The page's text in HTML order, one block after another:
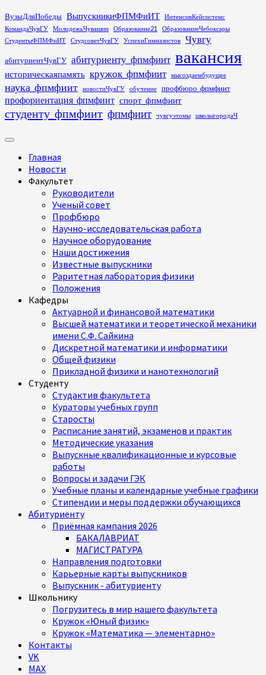
Перейти
к
содержимому
ВузыДляПобеды ВыпускникиФПМФиИТ
ИнтенсивКейсистемс
КомандаЧувГУ
МолодежьЧувашии Образование21
ОбразованиеЧебоксары
СтудентыФПМФиИТ
СтудсоветЧувГУ УспехиГимназистов Чувгу
абитуриентЧувГУ абитуриенту_фпмфиит вакансия
историческаяпамять кружок_фпмфиит мысоздаембудущее
наука_фпмфиит новостиЧувГУ обучение профбюро_фпмфиит
профориентация_фпмфиит спорт_фпмфиит
студенту_фпмфиит фпмфиит чувгуэтомы школыгородаЧ
Основное
Главная
Новости
Факультет
Руководители
Ученый совет
Профбюро
Научно-исследовательская работа
Научное оборудование
Наши достижения
Известные выпускники
Раритетная лаборатория физики
Положения
Кафедры
Актуарной и финансовой математики
Высшей математики и теоретической механики
имени С.Ф. Сайкина
Дискретной математики и информатики
Общей физики
Прикладной физики и нанотехнологий
Студенту
Студактив факультета
Кураторы учебных групп
Старосты
Расписание занятий, экзаменов и практик
Методические указания
Выпускные квалификационные и курсовые
работы
Вопросы и задачи ГЭК
Учебные планы и календарные учебные графики
Стипендии и меры поддержки обучающихся
Абитуриенту
Приёмная кампания 2026
БАКАЛАВРИАТ
МАГИСТРАТУРА
Направления подготовки
Карьерные карты выпускников
Выпускник - абитуриенту
Школьнику
Погрузитесь в мир нашего факультета
Кружок «Юный физик»
Кружок «Математика — элементарно»
Контакты
VK
MAX